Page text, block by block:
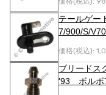
テールゲー
7/900/S/
価格(税込):
ブリードス
'93 ボルボ